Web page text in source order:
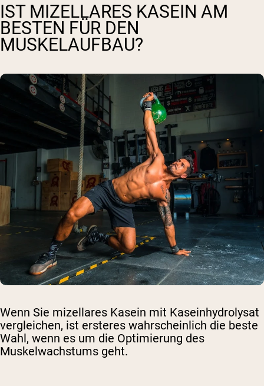
IST MIZELLARES KASEIN AM
BESTEN FÜR DEN
MUSKELAUFBAU?
Wenn Sie mizellares Kasein mit Kaseinhydrolysat
vergleichen, ist ersteres wahrscheinlich die beste
Wahl, wenn es um die Optimierung des
Muskelwachstums geht.